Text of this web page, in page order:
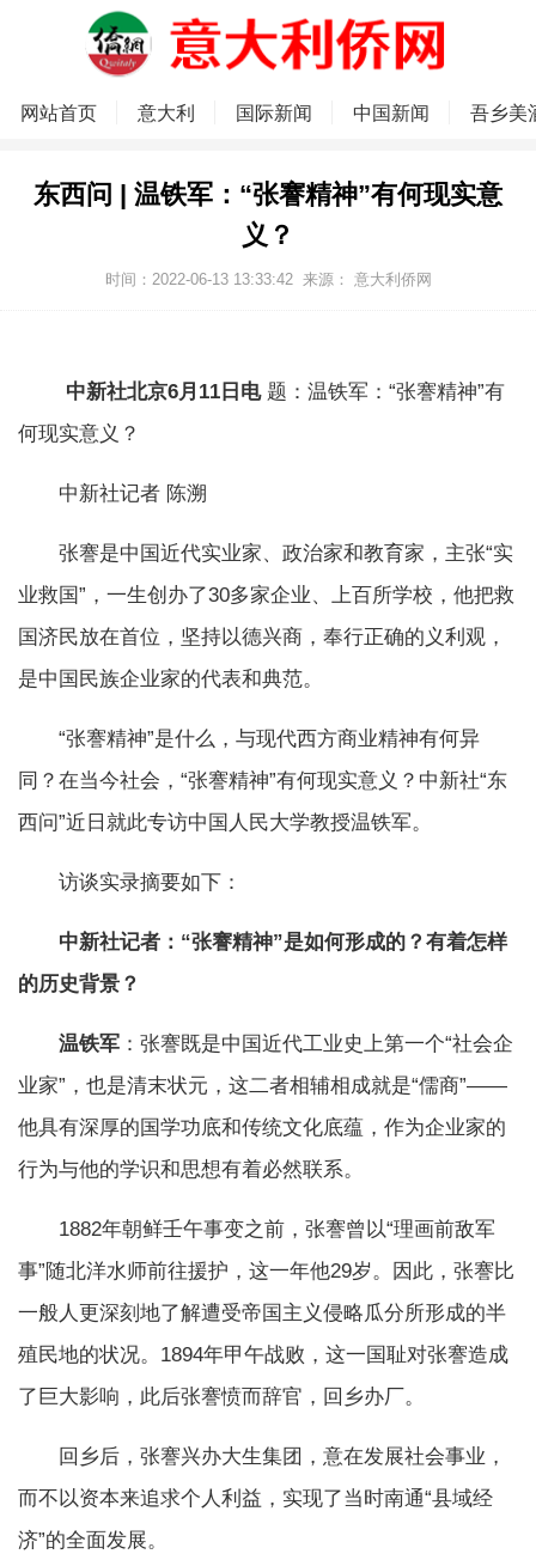
网站首页 意大利 国际新闻 中国新闻 吾乡美
东西问 | 温铁军：“张謇精神”有何现实意
义？
时间：2022-06-13 13:33:42 来源： 意大利侨网
中新社北京6月11日电题：温铁军：“张謇精神”有
何现实意义？
中新社记者 陈溯
张謇是中国近代实业家、政治家和教育家，主张“实
业救国”，一生创办了30多家企业、上百所学校，他把救
国济民放在首位，坚持以德兴商，奉行正确的义利观，
是中国民族企业家的代表和典范。
“张謇精神”是什么，与现代西方商业精神有何异
同？在当今社会，“张謇精神”有何现实意义？中新社“东
西问”近日就此专访中国人民大学教授温铁军。
访谈实录摘要如下：
中新社记者：“张謇精神”是如何形成的？有着怎样
的历史背景？
温铁军 ：张謇既是中国近代工业史上第一个“社会企
业家”，也是清末状元，这二者相辅相成就是“儒商”——
他具有深厚的国学功底和传统文化底蕴，作为企业家的
行为与他的学识和思想有着必然联系。
1882年朝鲜壬午事变之前，张謇曾以“理画前敌军
事”随北洋水师前往援护，这一年他29岁。因此，张謇比
一般人更深刻地了解遭受帝国主义侵略瓜分所形成的半
殖民地的状况。1894年甲午战败，这一国耻对张謇造成
了巨大影响，此后张謇愤而辞官，回乡办厂。
回乡后，张謇兴办大生集团，意在发展社会事业，
而不以资本来追求个人利益，实现了当时南通“县域经
济”的全面发展。